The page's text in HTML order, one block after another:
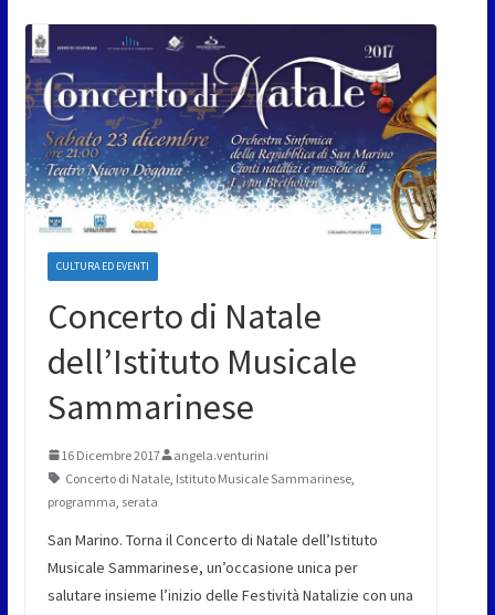
CULTURA ED EVENTI
Concerto di Natale
dell’Istituto Musicale
Sammarinese
16 Dicembre 2017
angela.venturini
Concerto di Natale, Istituto Musicale Sammarinese,
programma serata
San Marino. Torna il Concerto di Natale dell’Istituto
Musicale Sammarinese, un’occasione unica per
salutare insieme l’inizio delle Festività Natalizie con una